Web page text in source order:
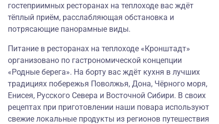
гостеприимных ресторанах на теплоходе вас ждёт
тёплый приём, расслабляющая обстановка и
потрясающие панорамные виды.
Питание в ресторанах на теплоходе «Кронштадт»
организовано по гастрономической концепции
«Родные берега». На борту вас ждёт кухня в лучших
традициях побережья Поволжья, Дона, Чёрного моря,
Енисея, Русского Севера и Восточной Сибири. В своих
рецептах при приготовлении наши повара используют
свежие локальные продукты из регионов путешествия